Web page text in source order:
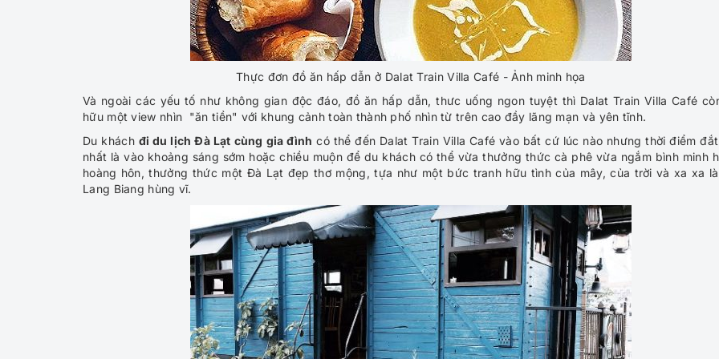
Thực đơn đồ ăn hấp dẫn ở Dalat Train Villa Café - Ảnh minh họa
Và ngoài các yếu tố như không gian độc đáo, đồ ăn hấp dẫn, thưc uống ngon tuyệt thì Dalat Train Villa Café
hữu một view nhìn "ăn tiền" với khung cảnh toàn thành phố nhìn từ trên cao đầy lãng mạn và yên tĩnh.
Du khách đi du lịch Đà Lạt cùng gia đình có thể đến Dalat Train Villa Café vào bất cứ lúc nào nhưng thời điểm
nhất là vào khoảng sáng sớm hoặc chiều muộn để du khách có thể vừa thưởng thức cà phê vừa ngắm bình minh
hoàng hôn, thưởng thức một Đà Lạt đẹp thơ mộng, tựa như một bức tranh hữu tình của mây, của trời và xa xa
Lang Biang hùng vĩ.